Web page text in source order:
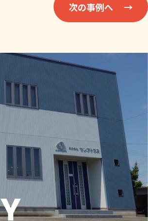
次の事例へ →